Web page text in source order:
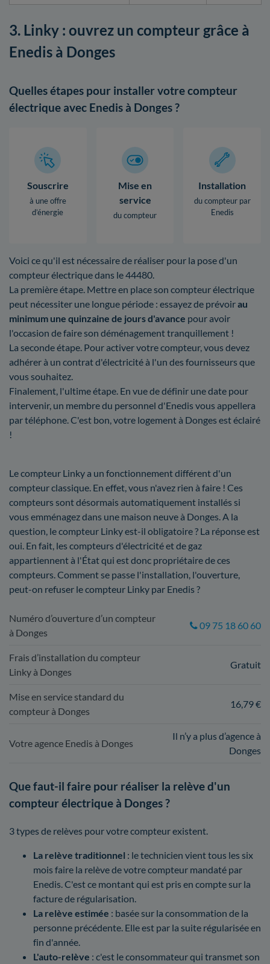
3. Linky : ouvrez un compteur grâce à
Enedis à Donges
Quelles étapes pour installer votre compteur
électrique avec Enedis à Donges ?
Souscrire
à une offre
d’énergie
Mise en
service
du compteur
Installation
du compteur par
Enedis
Voici ce qu'il est nécessaire de réaliser pour la pose d'un
compteur électrique dans le 44480.
La première étape. Mettre en place son compteur électrique
peut nécessiter une longue période : essayez de prévoirau
minimum une quinzaine de jours d'avance pour avoir
l'occasion de faire son déménagement tranquillement !
La seconde étape. Pour activer votre compteur, vous devez
adhérer à un contrat d'électricité à l'un des fournisseurs que
vous souhaitez.
Finalement, l'ultime étape. En vue de définir une date pour
intervenir, un membre du personnel d'Enedis vous appellera
par téléphone. C'est bon, votre logement à Donges est éclairé
!
Le compteur Linky a un fonctionnement différent d'un
compteur classique. En effet, vous n'avez rien à faire ! Ces
compteurs sont désormais automatiquement installés si
vous emménagez dans une maison neuve à Donges. A la
question, le compteur Linky est-il obligatoire ? La réponse est
oui. En fait, les compteurs d'électricité et de gaz
appartiennent à l'État qui est donc propriétaire de ces
compteurs. Comment se passe l'installation, l'ouverture,
peut-on refuser le compteur Linky par Enedis ?
Numéro d’ouverture d’un compteur
à Donges
09 75 18 60 60
Frais d’installation du compteur
Linky à Donges
Gratuit
Mise en service standard du
compteur à Donges
16,79 €
Votre agence Enedis à Donges
Il n’y a plus d’agence à
Donges
Que faut-il faire pour réaliser la relève d'un
compteur électrique à Donges ?
3 types de relèves pour votre compteur existent.
La relève traditionnel : le technicien vient tous les six
mois faire la relève de votre compteur mandaté par
Enedis. C'est ce montant qui est pris en compte sur la
facture de régularisation.
La relève estimée : basée sur la consommation de la
personne précédente. Elle est par la suite régularisée en
fin d'année.
L'auto-relève : c'est le consommateur qui transmet son